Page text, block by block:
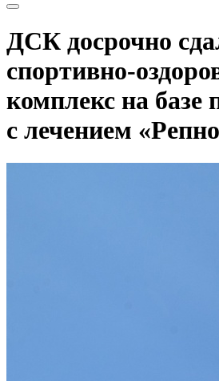
ДСК досрочно
спортивно-
комплекс на базе
с лечением